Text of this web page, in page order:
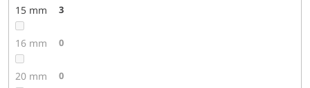
15 mm 3
16 mm 0
20 mm 0